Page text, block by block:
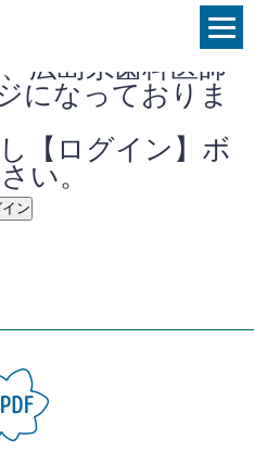
広島県歯科医師
になっておりま
【ログイン】ボ
い。